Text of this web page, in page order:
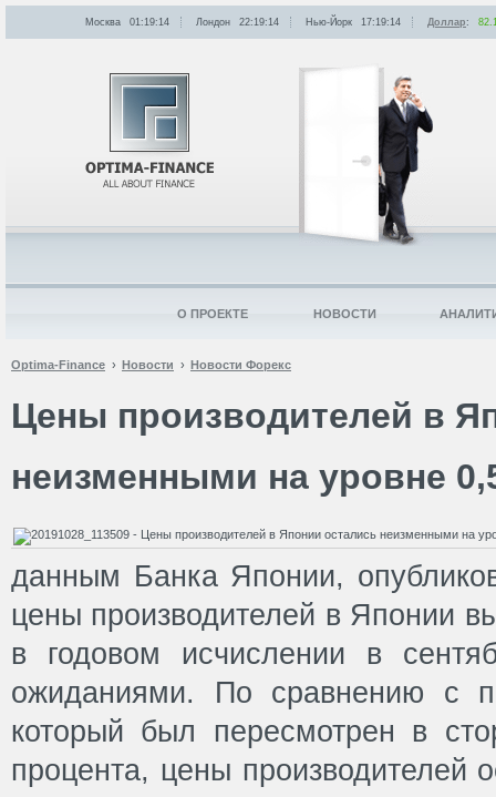
Optima-Finance Новости Новости Форекс
Цены производителей в
неизменными на уровне
данным Банка Японии,
цены производителей в Японии
в годовом исчислении в
ожиданиями. По сравнению с
который был пересмотрен в
процента, цены производителей
Москва 01:19:14 Лондон 22:19:14 Нью-Йорк 17:19:14 Доллар:
О ПРОЕКТЕ НОВОСТИ